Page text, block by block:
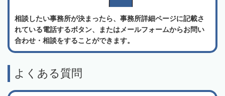
相談したい事務所が決まったら、事務所詳細ページに記載さ
れている電話するボタン、またはメールフォームからお問い
合わせ・相談をすることができます。
よくある質問